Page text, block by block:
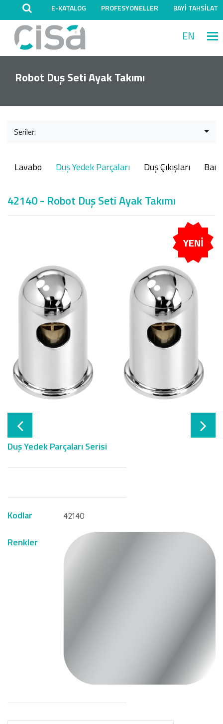
E-KATALOG PROFESYONELLER BAYİ TAHSİLAT
EN
Robot Duş Seti Ayak Takımı
Seriler:
Lavabo Duş Yedek Parçaları Duş Çıkışları
42140 - Robot Duş Seti Ayak Takımı
YENİ
Duş Yedek Parçaları Serisi
Kodlar 42140
Renkler